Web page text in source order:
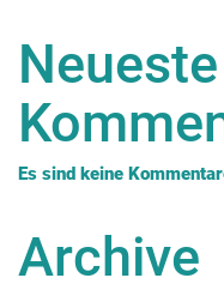
Neueste
Es sind keine
Archive